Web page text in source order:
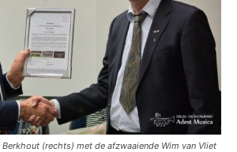
(rechts) met de afzwaaiende Wim van Vliet